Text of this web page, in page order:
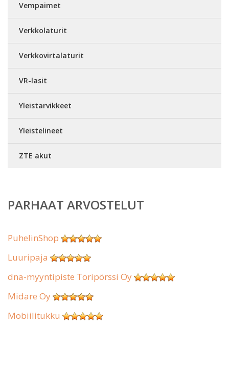
Vempaimet
Verkkolaturit
Verkkovirtalaturit
VR-lasit
Yleistarvikkeet
Yleistelineet
ZTE akut
PARHAAT ARVOSTELUT
PuhelinShop
Luuripaja
dna-myyntipiste Toripörssi Oy
Midare Oy
Mobiilitukku